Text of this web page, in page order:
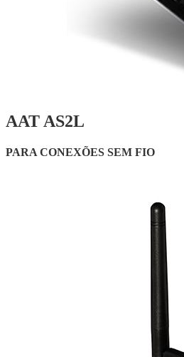
AAT AS2L
PARA CONEXÕES SEM FIO